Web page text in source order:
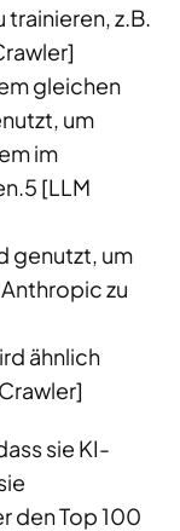
z.B.
gleichen
um
im
5 [LLM
genutzt, um
zu
ähnlich
sie KI-
den Top 100